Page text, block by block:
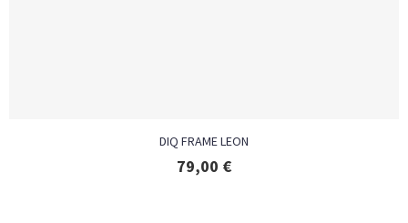
DIQ FRAME LEON
79,00 €